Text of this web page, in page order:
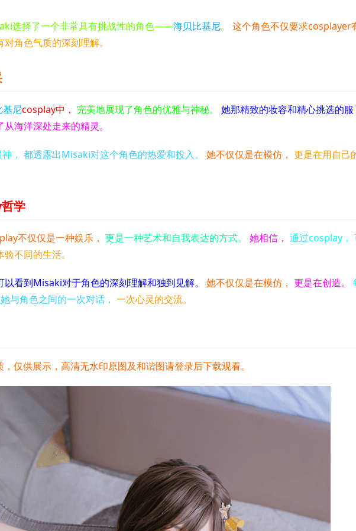
选择了一个非常具有挑战性的角色——海贝比基尼。
这个角色不仅要求cosplayer
对角色气质的深刻理解。
基尼cosplay中， 完美地展现了角色的优雅与神秘。
她那精致的妆容和精心挑选的服
海洋深处走来的精灵。
， 都透露出Misaki对这个角色的热爱和投入。 她不仅仅是在模仿， 更是在用自己
学
不仅仅是一种娱乐， 更是一种艺术和自我表达的方式。 她相信， 通过cosplay，
验不同的生活。
以看到Misaki对于角色的深刻理解和独到见解。 她不仅仅是在模仿， 更是在创造。
与角色之间的一次对话， 一次心灵的交流。
仅供展示，高清无水印原图及和谐图请登录后下载观看。